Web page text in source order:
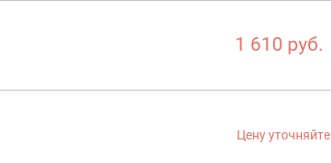
1 610 руб.
Цену уточняйте